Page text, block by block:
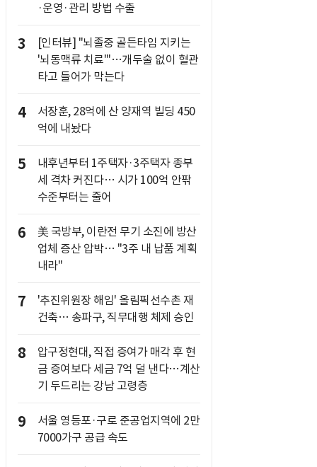
·운영·관리 방법 수출
3
[인터뷰] "뇌졸중 골든타임 지키는
'뇌동맥류 치료'"…개두술 없이 혈관
타고 들어가 막는다
4
서장훈, 28억에 산 양재역 빌딩 450
억에 내놨다
5
내후년부터 1주택자·3주택자 종부
세 격차 커진다… 시가 100억 안팎
수준부터는 줄어
6
美 국방부, 이란전 무기 소진에 방산
업체 증산 압박… "3주 내 납품 계획
내라"
7
'추진위원장 해임' 올림픽선수촌 재
건축… 송파구, 직무대행 체제 승인
8
압구정현대, 직접 증여가 매각 후 현
금 증여보다 세금 7억 덜 낸다…계산
기 두드리는 강남 고령층
9
서울 영등포·구로 준공업지역에 2만
7000가구 공급 속도